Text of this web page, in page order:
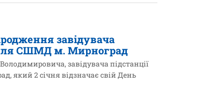
завідувача
СШМД м. Мирноград
завідувача підстанції
який 2 січня відзначає свій День